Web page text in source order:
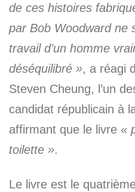
de ces histoires
par Bob Woodward ne
travail d’un homme
déséquilibré », a réagi
Steven Cheung, l’un
candidat républicain à
affirmant que le livre «
toilette ».
Le livre est le